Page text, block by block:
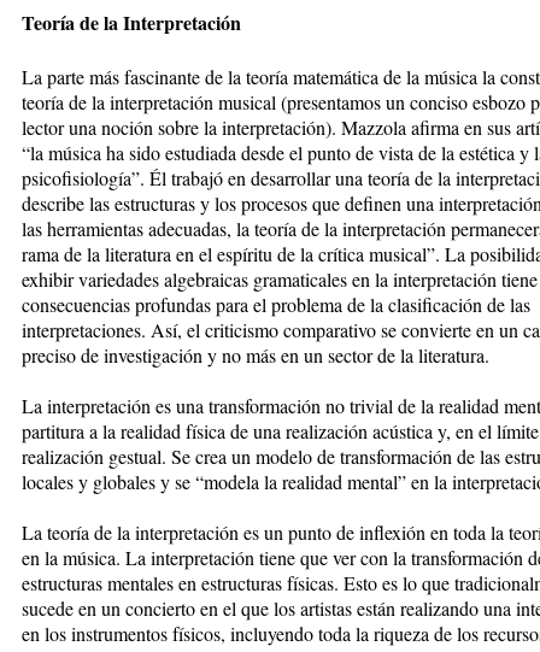
Teoría de la Interpretación
La parte más fascinante de la teoría matemática de la música la
teoría de la interpretación musical (presentamos un conciso esbozo
lector una noción sobre la interpretación). Mazzola afirma en sus
“la música ha sido estudiada desde el punto de vista de la estética y
psicofisiología”. Él trabajó en desarrollar una teoría de la
describe las estructuras y los procesos que definen una
las herramientas adecuadas, la teoría de la interpretación
rama de la literatura en el espíritu de la crítica musical”. La
exhibir variedades algebraicas gramaticales en la interpretación tiene
consecuencias profundas para el problema de la clasificación de las
interpretaciones. Así, el criticismo comparativo se convierte en un
preciso de investigación y no más en un sector de la literatura.
La interpretación es una transformación no trivial de la realidad
partitura a la realidad física de una realización acústica y, en el
realización gestual. Se crea un modelo de transformación de las
locales y globales y se “modela la realidad mental” en la
La teoría de la interpretación es un punto de inflexión en toda la
en la música. La interpretación tiene que ver con la transformación
estructuras mentales en estructuras físicas. Esto es lo que
sucede en un concierto en el que los artistas están realizando una
en los instrumentos físicos, incluyendo toda la riqueza de los